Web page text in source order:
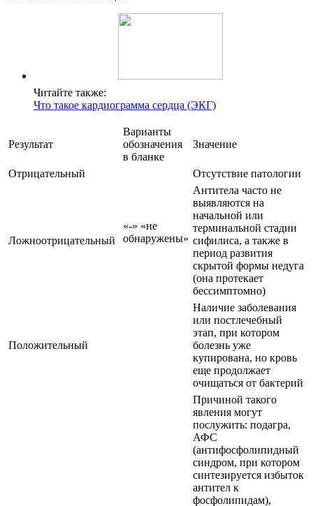
Читайте также:
Что такое кардиограмма сердца (ЭКГ)
Результат
Варианты
обозначения
в бланке
Значение
Отрицательный
«-» «не
обнаружены»
Отсутствие патологии
Ложноотрицательный
Антитела часто не
выявляются на
начальной или
терминальной стадии
сифилиса, а также в
период развития
скрытой формы недуга
(она протекает
бессимптомно)
Положительный
Наличие заболевания
или постлечебный
этап, при котором
болезнь уже
купирована, но кровь
еще продолжает
очищаться от бактерий
Причиной такого
явления могут
послужить: подагра,
АФС
(антифосфолипидный
синдром, при котором
синтезируется избыток
антител к
фосфолипидам),